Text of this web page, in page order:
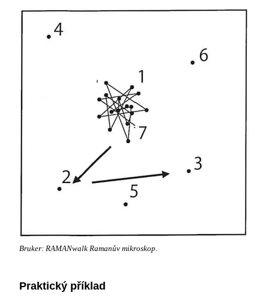
Bruker: RAMANwalk Ramanův mikroskop.
Praktický příklad